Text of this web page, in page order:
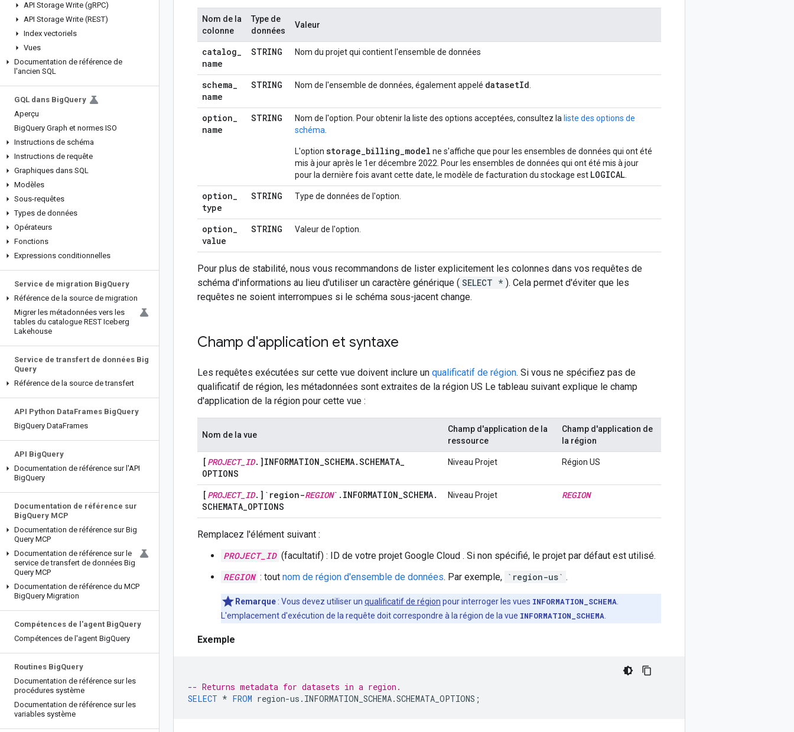
API Storage Write (gRPC)
API Storage Write (REST)
Index vectoriels
Vues
Documentation de référence de
l'ancien SQL
GQL dans BigQuery
Aperçu
BigQuery Graph et normes ISO
Instructions de schéma
Instructions de requête
Graphiques dans SQL
Modèles
Sous-requêtes
Types de données
Opérateurs
Fonctions
Expressions conditionnelles
Service de migration BigQuery
Référence de la source de migration
Migrer les métadonnées vers les
tables du catalogue REST Iceberg
Lakehouse
Service de transfert de données Big
Query
Référence de la source de transfert
API Python DataFrames BigQuery
BigQuery DataFrames
API BigQuery
Documentation de référence sur l'API
BigQuery
Documentation de référence sur
BigQuery MCP
Documentation de référence sur Big
Query MCP
Documentation de référence sur le
service de transfert de données Big
Query MCP
Documentation de référence du MCP
BigQuery Migration
Compétences de l'agent BigQuery
Compétences de l'agent BigQuery
Routines BigQuery
Documentation de référence sur les
procédures système
Documentation de référence sur les
variables système
Nom de la
colonne
Type de
données
Valeur
catalog_
name
STRING Nom du projet qui contient l'ensemble de données
schema_
name
STRING Nom de l'ensemble de données, également appelé datasetId
option_
name
STRING Nom de l'option. Pour obtenir la liste des options acceptées, consultez la liste des options de
schéma
L'option storage_billing_model ne s'affiche que pour les ensembles de données qui ont été
mis à jour après le 1er décembre 2022. Pour les ensembles de données qui ont été mis à jour
pour la dernière fois avant cette date, le modèle de facturation du stockage est LOGICAL
option_
type
STRING Type de données de l'option.
option_
value
STRING Valeur de l'option.
Pour plus de stabilité, nous vous recommandons de lister explicitement les colonnes dans vos requêtes de
schéma d'informations au lieu d'utiliser un caractère générique ( SELECT * ). Cela permet d'éviter que les
requêtes ne soient interrompues si le schéma sous-jacent change.
Champ d'application et syntaxe
Les requêtes exécutées sur cette vue doivent inclure un qualificatif de région. Si vous ne spécifiez pas de
qualificatif de région, les métadonnées sont extraites de la région US Le tableau suivant explique le champ
d'application de la région pour cette vue :
Nom de la vue
Champ d'application de la
ressource
Champ d'application de
la région
[ PROJECT_ ID. ]INFORMATION_SCHEMA.SCHEMATA_
OPTIONS
Niveau Projet Région US
[ PROJECT_ ID. ]`region-REGION` . INFORMATION_SCHEMA.
SCHEMATA_OPTIONS
Niveau Projet REGION
Remplacez l'élément suivant :
PROJECT_ID (facultatif) : ID de votre projet Google Cloud . Si non spécifié, le projet par défaut est utilisé.
REGION : tout nom de région d'ensemble de données. Par exemple, `region-us` .
Remarque : Vous devez utiliser un qualificatif de région pour interroger les vues INFORMATION_SCHEMA
L'emplacement d'exécution de la requête doit correspondre à la région de la vue INFORMATION_SCHEMA
Exemple
-- Returns metadata for datasets in a region.
SELECT * FROM region-us . INFORMATION_SCHEMA.SCHEMATA_OPTIONS ;